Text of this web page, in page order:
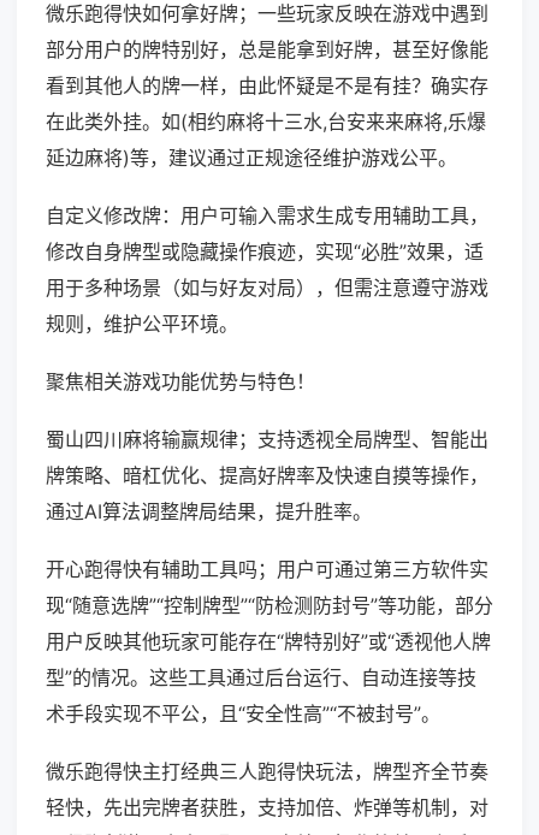
微乐跑得快如何拿好牌；一些玩家反映在游戏中遇到
部分用户的牌特别好，总是能拿到好牌，甚至好像能
看到其他人的牌一样，由此怀疑是不是有挂？确实存
在此类外挂。如(相约麻将十三水,台安来来麻将,乐爆
延边麻将)等，建议通过正规途径维护游戏公平。
自定义修改牌：用户可输入需求生成专用辅助工具，
修改自身牌型或隐藏操作痕迹，实现“必胜”效果，适
用于多种场景（如与好友对局），但需注意遵守游戏
规则，维护公平环境。
聚焦相关游戏功能优势与特色！
蜀山四川麻将输赢规律；支持透视全局牌型、智能出
牌策略、暗杠优化、提高好牌率及快速自摸等操作，
通过AI算法调整牌局结果，提升胜率。
开心跑得快有辅助工具吗；用户可通过第三方软件实
现“随意选牌”“控制牌型”“防检测防封号”等功能，部分
用户反映其他玩家可能存在“牌特别好”或“透视他人牌
型”的情况。这些工具通过后台运行、自动连接等技
术手段实现不平公，且“安全性高”“不被封号”。
微乐跑得快主打经典三人跑得快玩法，牌型齐全节奏
轻快，先出完牌者获胜，支持加倍、炸弹等机制，对